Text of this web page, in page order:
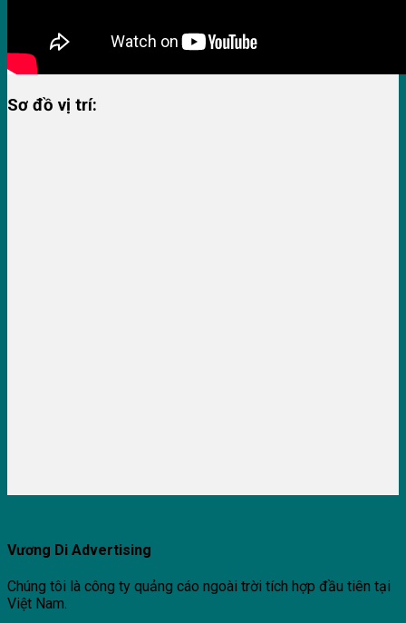
Sơ đồ vị trí:
Vương Di Advertising
Chúng tôi là công ty quảng cáo ngoài trời tích hợp đầu tiên tại
Việt Nam.